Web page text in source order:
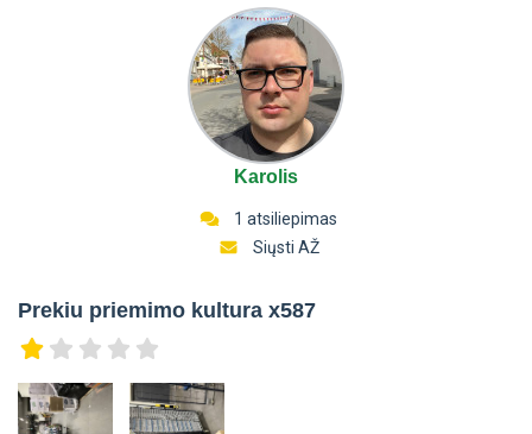
Karolis
1 atsiliepimas
Siųsti AŽ
Prekiu priemimo kultura x587